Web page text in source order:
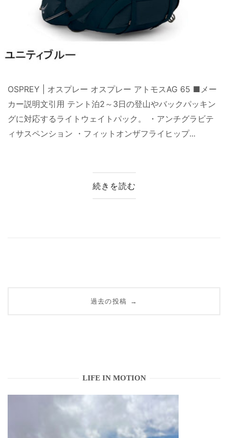
OSPREY | オスプレー オスプレー アトモスAG 65 ■メー
カー説明文引用 テント泊2～3日の登山やバックパッキン
グに対応するライトウェイトパック。 ・アンチグラビテ
ィサスペンション ・フィットオンザフライヒップ...
続きを読む
過去の投稿 →
LIFE IN MOTION